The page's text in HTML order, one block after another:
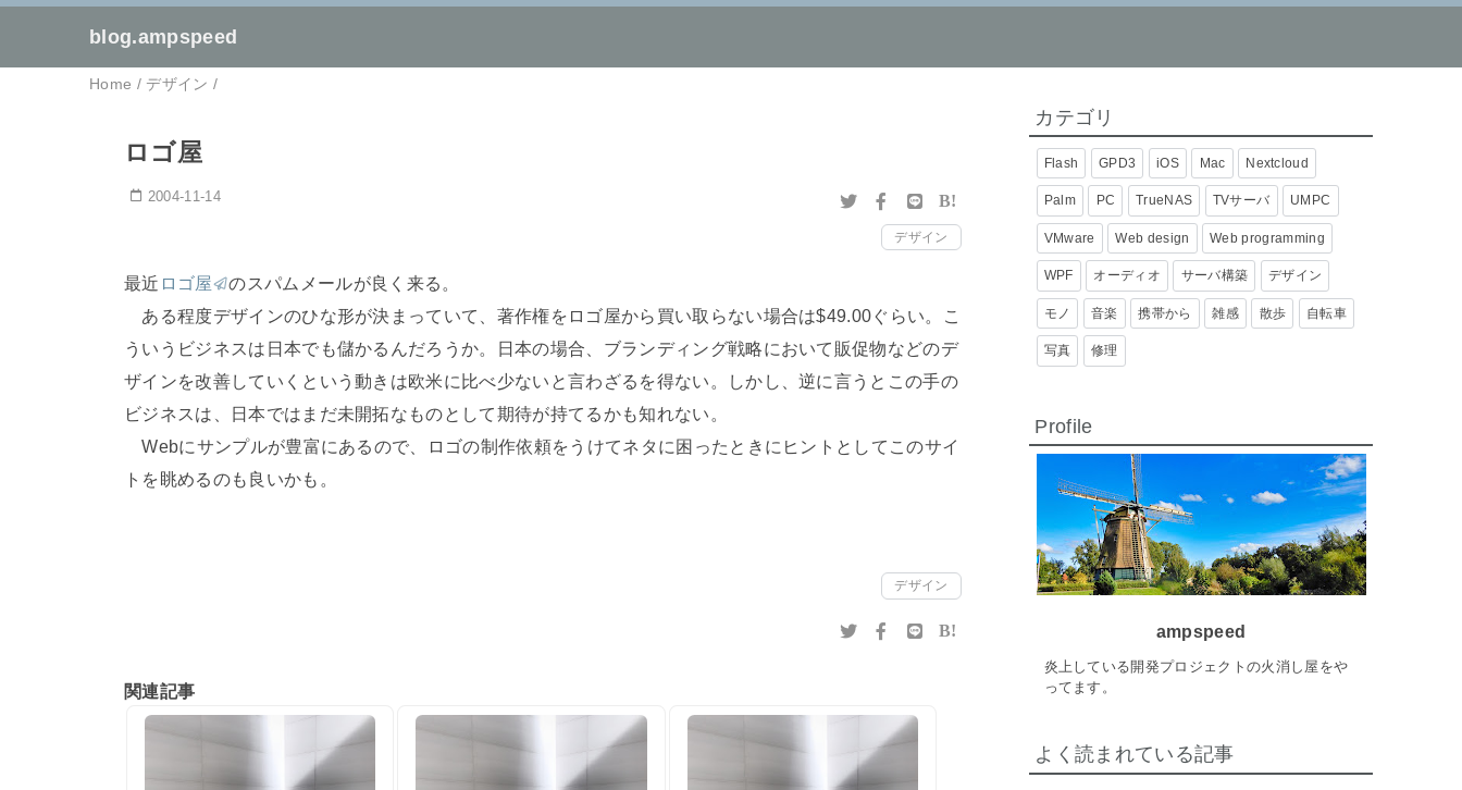
blog.ampspeed
Home / デザイン /
ロゴ屋
2004-11-14 B!
デザイン
最近 ロゴ屋
のスパムメールが良く来る。
ある程度デザインのひな形が決まっていて、著作権をロゴ屋から買い取らない場合は$49.00ぐらい。こ
ういうビジネスは日本でも儲かるんだろうか。日本の場合、ブランディング戦略において販促物などのデ
ザインを改善していくという動きは欧米に比べ少ないと言わざるを得ない。しかし、逆に言うとこの手の
ビジネスは、日本ではまだ未開拓なものとして期待が持てるかも知れない。
Webにサンプルが豊富にあるので、ロゴの制作依頼をうけてネタに困ったときにヒントとしてこのサイ
トを眺めるのも良いかも。
デザイン
B!
関連記事
カテゴリ
Flash GPD3 iOS Mac Nextcloud
Palm PC TrueNAS TVサーバ UMPC
VMware Web design Web programming
WPF オーディオ サーバ構築 デザイン
モノ 音楽 携帯から 雑感 散歩 自転車
写真 修理
Profile
ampspeed
炎上している開発プロジェクトの火消し屋をや
ってます。
よく読まれている記事